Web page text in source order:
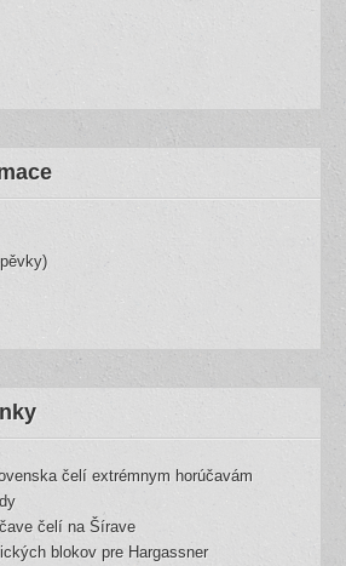
čelí extrémnym horúčavám
čelí na Šírave
blokov pre Hargassner